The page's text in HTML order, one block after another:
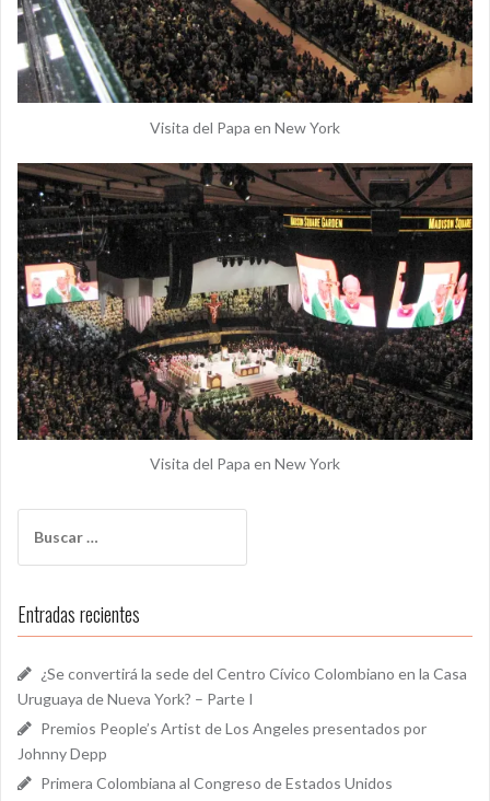
Visita del Papa en New York
Visita del Papa en New York
Entradas recientes
¿Se convertirá la sede del Centro Cívico Colombiano en la Casa
Uruguaya de Nueva York? – Parte I
Premios People’s Artist de Los Angeles presentados por
Johnny Depp
Primera Colombiana al Congreso de Estados Unidos